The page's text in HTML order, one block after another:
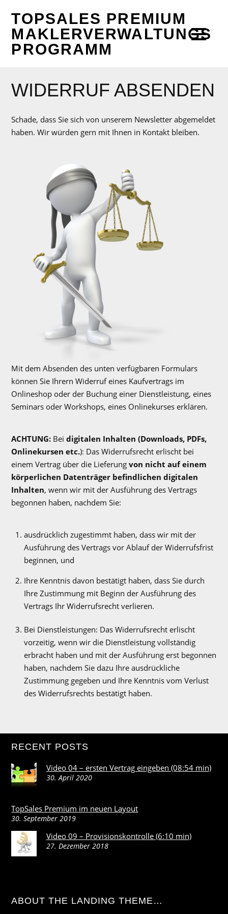
TOPSALES PREMIUM
MAKLERVERWALTUNGS
PROGRAMM
WIDERRUF ABSENDEN
Schade, dass Sie sich von unserem Newsletter abgemeldet
haben. Wir würden gern mit Ihnen in Kontakt bleiben.
Mit dem Absenden des unten verfügbaren Formulars
können Sie Ihrern Widerruf eines Kaufvertrags im
Onlineshop oder der Buchung einer Dienstleistung, eines
Seminars oder Workshops, eines Onlinekurses erklären.
ACHTUNG: Beidigitalen Inhalten (Downloads, PDFs,
Onlinekursen etc.): Das Widerrufsrecht erlischt bei
einem Vertrag über die Lieferungvon nicht auf einem
körperlichen Datenträger befindlichen digitalen
Inhalten, wenn wir mit der Ausführung des Vertrags
begonnen haben, nachdem Sie:
ausdrücklich zugestimmt haben, dass wir mit der
Ausführung des Vertrags vor Ablauf der Widerrufsfrist
beginnen, und
Ihre Kenntnis davon bestätigt haben, dass Sie durch
Ihre Zustimmung mit Beginn der Ausführung des
Vertrags Ihr Widerrufsrecht verlieren.
Bei Dienstleistungen: Das Widerrufsrecht erlischt
vorzeitig, wenn wir die Dienstleistung vollständig
erbracht haben und mit der Ausführung erst begonnen
haben, nachdem Sie dazu Ihre ausdrückliche
Zustimmung gegeben und Ihre Kenntnis vom Verlust
des Widerrufsrechts bestätigt haben.
RECENT POSTS
Video 04 – ersten Vertrag eingeben (08:54 min)
30. April 2020
TopSales Premium im neuen Layout
30. September 2019
Video 09 – Provisionskontrolle (6:10 min)
27. Dezember 2018
ABOUT THE LANDING THEME…